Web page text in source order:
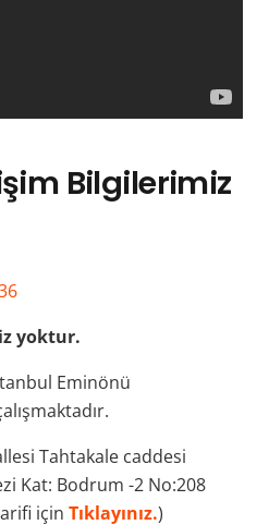
Bilgilerimiz
yoktur.
Eminönü
Tahtakale caddesi
Kat: Bodrum -2 No:208
için Tıklayınız.)